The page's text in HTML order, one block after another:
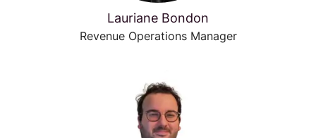
Lauriane Bondon
Revenue Operations Manager